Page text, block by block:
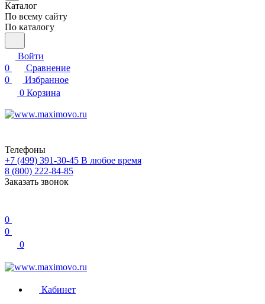
Каталог
По всему сайту
По каталогу
Войти
0
Сравнение
0
Избранное
0 Корзина
Телефоны
+7 (499) 391-30-45 В любое время
8 (800) 222-84-85
Заказать звонок
0
0
0
Кабинет